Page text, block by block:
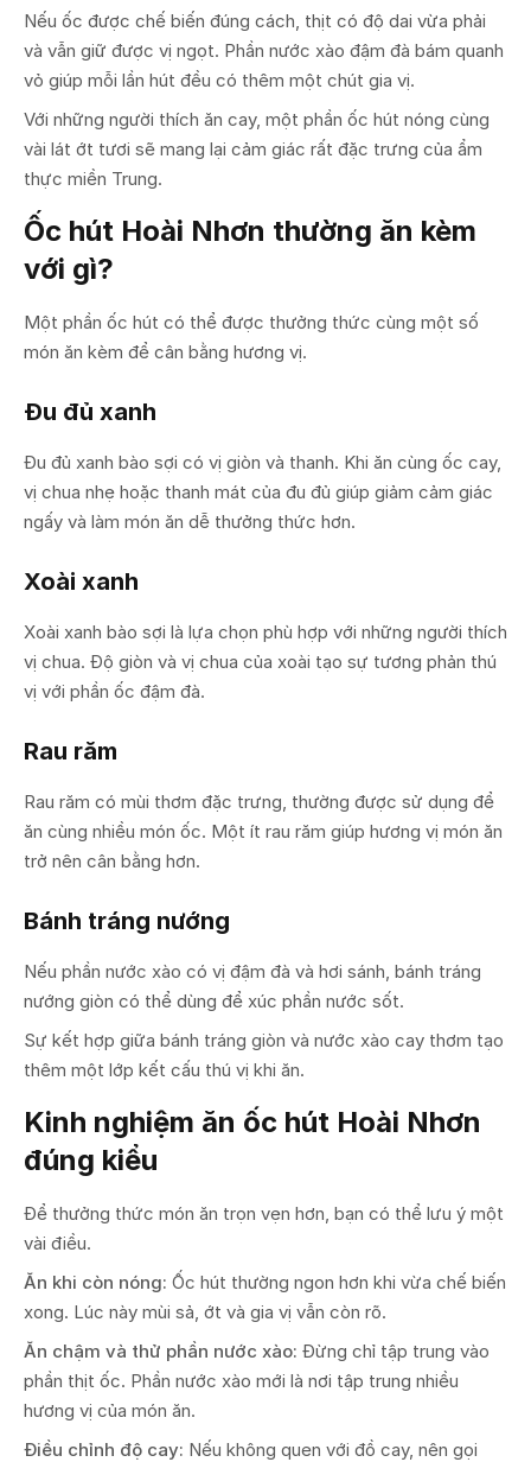
Nếu ốc được chế biến đúng cách, thịt có độ dai vừa phải
và vẫn giữ được vị ngọt. Phần nước xào đậm đà bám quanh
vỏ giúp mỗi lần hút đều có thêm một chút gia vị.
Với những người thích ăn cay, một phần ốc hút nóng cùng
vài lát ớt tươi sẽ mang lại cảm giác rất đặc trưng của ẩm
thực miền Trung.
Ốc hút Hoài Nhơn thường ăn kèm
với gì?
Một phần ốc hút có thể được thưởng thức cùng một số
món ăn kèm để cân bằng hương vị.
Đu đủ xanh
Đu đủ xanh bào sợi có vị giòn và thanh. Khi ăn cùng ốc cay,
vị chua nhẹ hoặc thanh mát của đu đủ giúp giảm cảm giác
ngấy và làm món ăn dễ thưởng thức hơn.
Xoài xanh
Xoài xanh bào sợi là lựa chọn phù hợp với những người thích
vị chua. Độ giòn và vị chua của xoài tạo sự tương phản thú
vị với phần ốc đậm đà.
Rau răm
Rau răm có mùi thơm đặc trưng, thường được sử dụng để
ăn cùng nhiều món ốc. Một ít rau răm giúp hương vị món ăn
trở nên cân bằng hơn.
Bánh tráng nướng
Nếu phần nước xào có vị đậm đà và hơi sánh, bánh tráng
nướng giòn có thể dùng để xúc phần nước sốt.
Sự kết hợp giữa bánh tráng giòn và nước xào cay thơm tạo
thêm một lớp kết cấu thú vị khi ăn.
Kinh nghiệm ăn ốc hút Hoài Nhơn
đúng kiểu
Để thưởng thức món ăn trọn vẹn hơn, bạn có thể lưu ý một
vài điều.
Ăn khi còn nóng: Ốc hút thường ngon hơn khi vừa chế biến
xong. Lúc này mùi sả, ớt và gia vị vẫn còn rõ.
Ăn chậm và thử phần nước xào: Đừng chỉ tập trung vào
phần thịt ốc. Phần nước xào mới là nơi tập trung nhiều
hương vị của món ăn.
Điều chỉnh độ cay: Nếu không quen với đồ cay, nên gọi